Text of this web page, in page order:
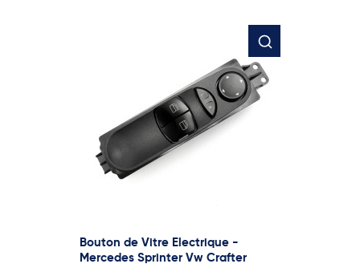
Bouton de Vitre Electrique -
Mercedes Sprinter Vw Crafter